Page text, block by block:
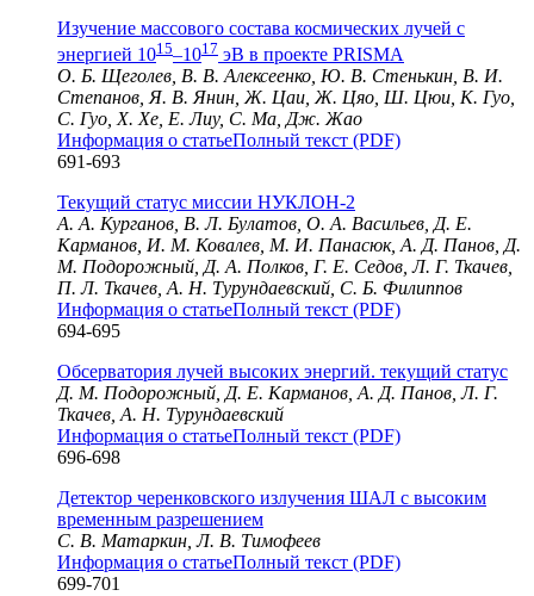
Изучение массового состава космических лучей с
энергией 1015–1017 эВ в проекте PRISMA
О. Б. Щеголев, В. В. Алексеенко, Ю. В. Стенькин, В. И.
Степанов, Я. В. Янин, Ж. Цаи, Ж. Цяо, Ш. Цюи, К. Гуо,
С. Гуо, Х. Хе, Е. Лиу, С. Ма, Дж. Жао
Информация о статьеПолный текст (PDF)
691-693
Текущий статус миссии НУКЛОН-2
А. А. Курганов, В. Л. Булатов, О. А. Васильев, Д. Е.
Карманов, И. М. Ковалев, М. И. Панасюк, А. Д. Панов, Д.
М. Подорожный, Д. А. Полков, Г. Е. Седов, Л. Г. Ткачев,
П. Л. Ткачев, А. Н. Турундаевский, С. Б. Филиппов
Информация о статьеПолный текст (PDF)
694-695
Обсерватория лучей высоких энергий. текущий статус
Д. М. Подорожный, Д. Е. Карманов, А. Д. Панов, Л. Г.
Ткачев, А. Н. Турундаевский
Информация о статьеПолный текст (PDF)
696-698
Детектор черенковского излучения ШАЛ с высоким
временным разрешением
С. В. Матаркин, Л. В. Тимофеев
Информация о статьеПолный текст (PDF)
699-701